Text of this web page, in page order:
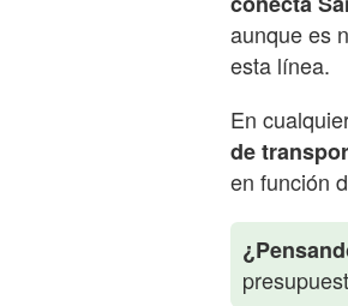
aunque es
esta línea.
En
de
en función